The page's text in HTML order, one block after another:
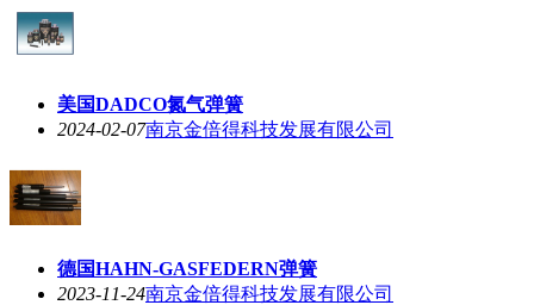
美国DADCO氮气弹簧
2024-02-07南京金倍得科技发展有限公司
德国HAHN-GASFEDERN弹簧
2023-11-24南京金倍得科技发展有限公司